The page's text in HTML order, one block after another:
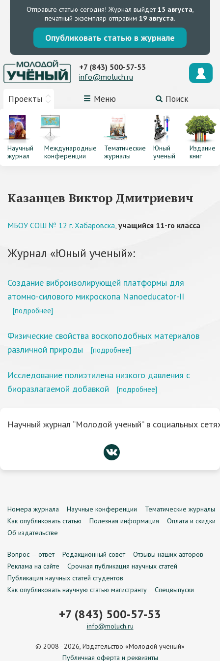
Отправьте статью сегодня! Журнал выйдет15 августа,
печатный экземпляр отправим 19 августа.
Опубликовать статью в журнале
Проекты Меню Поиск
+7 (843) 500-57-53
info@moluch.ru
Научный
журнал
Международные
конференции
Тематические
журналы
Юный
ученый
Издание
книг
Казанцев Виктор Дмитриевич
МБОУ СОШ № 12 г. Хабаровска, учащийся 11-го класса
Журнал «Юный ученый»:
Создание виброизолирующей платформы для
атомно-силового микроскопа Nanoeducator-II
[подробнее]
Физические свойства воскоподобных материалов
различной природы
[подробнее]
Исследование полиэтилена низкого давления с
биоразлагаемой добавкой
[подробнее]
Научный журнал “Молодой ученый” в социальных
Номера журнала Научные конференции
Тематические журналы
Как опубликовать статью
Полезная информация
Оплата и скидки
Об издательстве
Вопрос — ответ Редакционный совет
Отзывы наших авторов
Реклама на сайте
Срочная публикация научных статей
Публикация научных статей студентов
Как опубликовать научную статью магистранту
Спецвыпуски
+7 (843) 500-57-53
info@moluch.ru
© 2008–2026, Издательство «Молодой учёный»
Публичная оферта и реквизиты